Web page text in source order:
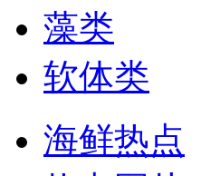
藻类
软体类
海鲜热点